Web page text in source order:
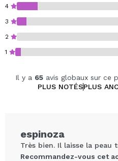
4
3
2
1
Il y a 65 avis globaux sur ce
PLUS NOTÉSPLUS
espinoza
Très bien. Il laisse la peau
Recommandez-vous cet